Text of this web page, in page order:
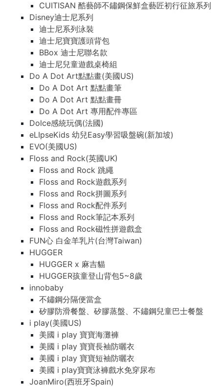
CUITISAN 酷藝師不鏽鋼保鮮盒藝匠初行征旅系列
Disney迪士尼系列
迪士尼系列泳裝
迪士尼寶寶護頭背包
BBox 迪士尼聯名款
迪士尼兒童遊戲桌椅組
Do A Dot Art點點畫(美國US)
Do A Dot Art 點點畫筆
Do A Dot Art 點點畫冊
Do A Dot Art 專用配件專區
Dolce感統玩偶(法國)
eLIpseKids 幼兒Easy學習吸盤碗(新加坡)
EVO(美國US)
Floss and Rock(英國UK)
Floss and Rock 跳繩
Floss and Rock遊戲系列
Floss and Rock拼圖系列
Floss and Rock配件系列
Floss and Rock筆記本系列
Floss and Rock磁性拼遊戲盒
FUN心 白金羊乳片(台灣Taiwan)
HUGGER
HUGGER x 麻吉貓
HUGGER孩童登山背包5~8歲
innobaby
不鏽鋼分隔便當盒
矽膠防滑餐盤、矽膠蒸盤、不鏽鋼兒童巴士餐盤
i play(美國US)
美國 i play 寶寶海灘褲
美國 i play 寶寶長袖防曬衣
美國 i play 寶寶短袖防曬衣
美國 i play寶寶泳褲戲水免穿尿布
JoanMiro(西班牙Spain)